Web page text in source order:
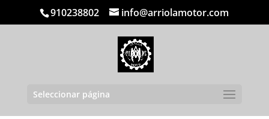
910238802 info@arriolamotor.com
Seleccionar página